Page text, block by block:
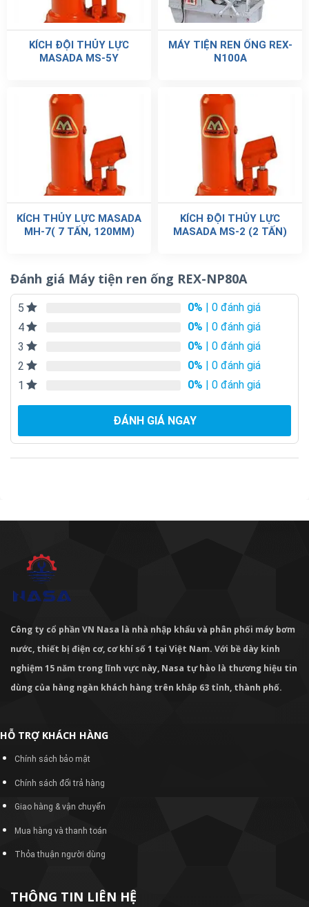
KÍCH ĐỘI THỦY LỰC
MASADA MS-5Y
MÁY TIỆN REN ỐNG REX-
N100A
KÍCH THỦY LỰC MASADA
MH-7( 7 TẤN, 120MM)
KÍCH ĐỘI THỦY LỰC
MASADA MS-2 (2 TẤN)
Đánh giá Máy tiện ren ống REX-NP80A
5 0% | 0 đánh giá
4
0% | 0 đánh giá
3
0% | 0 đánh giá
2
0% | 0 đánh giá
1
0% | 0 đánh giá
ĐÁNH GIÁ NGAY
Công ty cổ phần VN Nasa là nhà nhập khẩu và phân phối máy bơm
nước, thiết bị điện cơ, cơ khí số 1 tại Việt Nam. Với bề dày kinh
nghiệm 15 năm trong lĩnh vực này, Nasa tự hào là thương hiệu tin
dùng của hàng ngàn khách hàng trên khắp 63 tỉnh, thành phố.
HỖ TRỢ KHÁCH HÀNG
Chính sách bảo mật
Chính sách đổi trả hàng
Giao hàng & vận chuyển
Mua hàng và thanh toán
Thỏa thuận người dùng
THÔNG TIN LIÊN HỆ